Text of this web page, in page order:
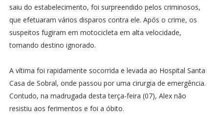
saiu do estabelecimento, foi surpreendido pelos criminosos,
que efetuaram vários disparos contra ele. Após o crime, os
suspeitos fugiram em motocicleta em alta velocidade,
tomando destino ignorado.
A vítima foi rapidamente socorrida e levada ao Hospital Santa
Casa de Sobral, onde passou por uma cirurgia de emergência.
Contudo, na madrugada desta terça-feira (07), Alex não
resistiu aos ferimentos e foi a óbito.